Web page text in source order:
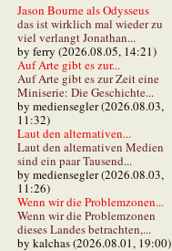
Jason Bourne als Odysseus
das ist wirklich mal wieder zu
viel verlangt Jonathan...
by ferry (2026.08.05, 14:21)
Auf Arte gibt es zur...
Auf Arte gibt es zur Zeit eine
Miniserie: Die Geschichte...
by mediensegler (2026.08.03,
11:32)
Laut den alternativen...
Laut den alternativen Medien
sind ein paar Tausend...
by mediensegler (2026.08.03,
11:26)
Wenn wir die Problemzonen...
Wenn wir die Problemzonen
dieses Landes betrachten,...
by kalchas (2026.08.01, 19:00)